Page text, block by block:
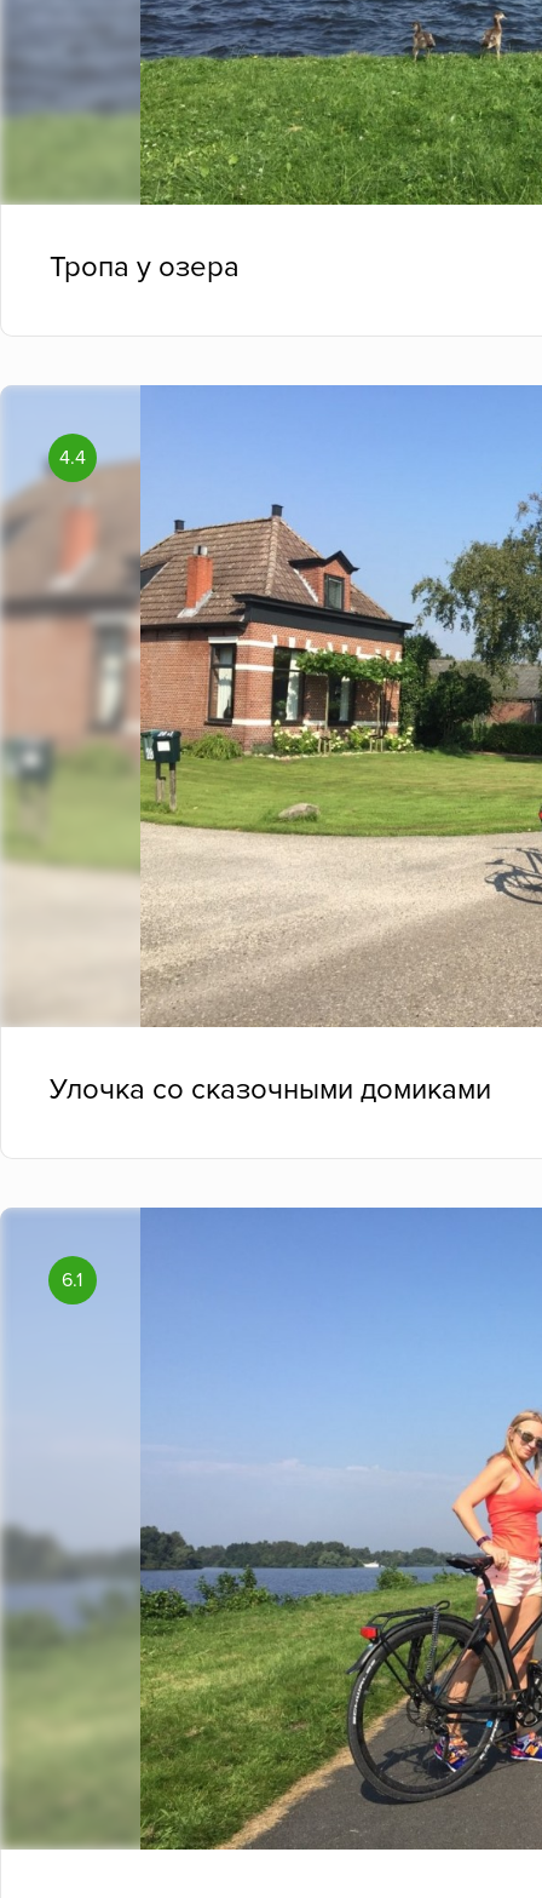
Тропа у озера
4.4
Улочка со сказочными домиками
6.1